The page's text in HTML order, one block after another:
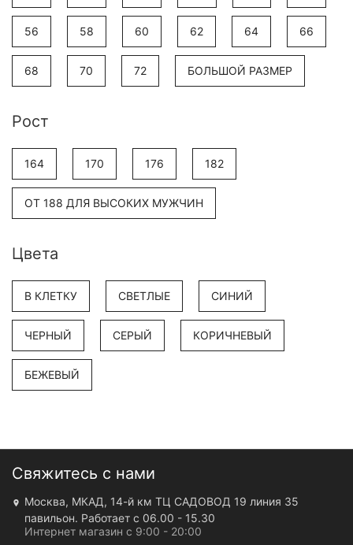
56 58 60 62 64 66
68 70 72 БОЛЬШОЙ РАЗМЕР
Рост
164 170 176 182
ОТ 188 ДЛЯ ВЫСОКИХ МУЖЧИН
Цвета
В КЛЕТКУ СВЕТЛЫЕ СИНИЙ
ЧЕРНЫЙ СЕРЫЙ КОРИЧНЕВЫЙ
БЕЖЕВЫЙ
Свяжитесь с нами
Москва, МКАД, 14-й км ТЦ САДОВОД 19 линия 35
павильон. Работает с 06.00 - 15.30
Интернет магазин с 9:00 - 20:00